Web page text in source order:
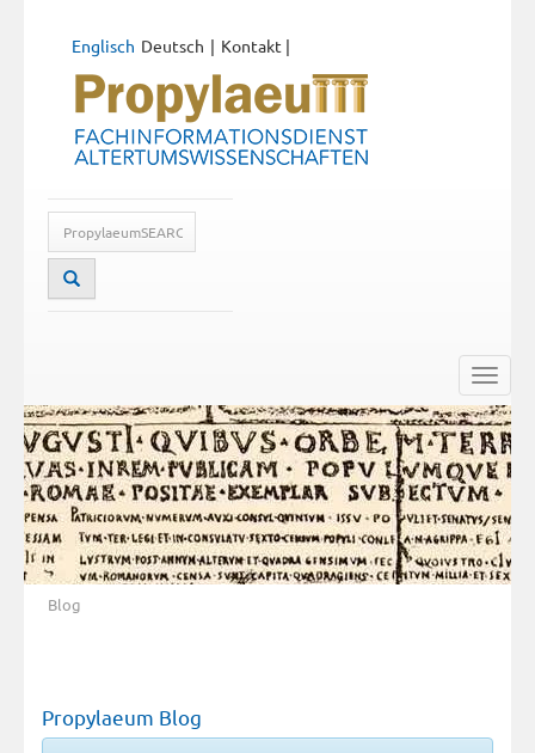
Deutsch
Englisch Kontakt |
Toggle
Blog
Propylaeum Blog